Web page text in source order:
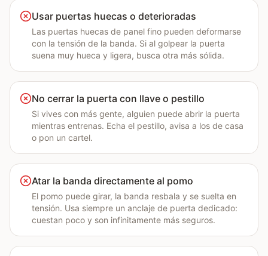
Usar puertas huecas o deterioradas
Las puertas huecas de panel fino pueden deformarse
con la tensión de la banda. Si al golpear la puerta
suena muy hueca y ligera, busca otra más sólida.
No cerrar la puerta con llave o pestillo
Si vives con más gente, alguien puede abrir la puerta
mientras entrenas. Echa el pestillo, avisa a los de casa
o pon un cartel.
Atar la banda directamente al pomo
El pomo puede girar, la banda resbala y se suelta en
tensión. Usa siempre un anclaje de puerta dedicado:
cuestan poco y son infinitamente más seguros.